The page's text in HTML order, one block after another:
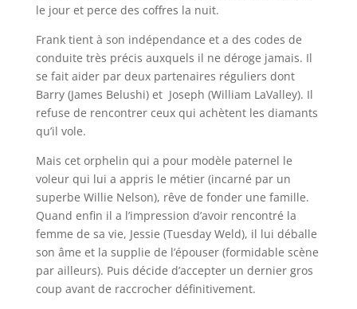
le jour et perce des coffres la nuit.
Frank tient à son indépendance et a des codes de
conduite très précis auxquels il ne déroge jamais. Il
se fait aider par deux partenaires réguliers dont
Barry (James Belushi) et Joseph (William LaValley). Il
refuse de rencontrer ceux qui achètent les diamants
qu’il vole.
Mais cet orphelin qui a pour modèle paternel le
voleur qui lui a appris le métier (incarné par un
superbe Willie Nelson), rêve de fonder une famille.
Quand enfin il a l’impression d’avoir rencontré la
femme de sa vie, Jessie (Tuesday Weld), il lui déballe
son âme et la supplie de l’épouser (formidable scène
par ailleurs). Puis décide d’accepter un dernier gros
coup avant de raccrocher définitivement.